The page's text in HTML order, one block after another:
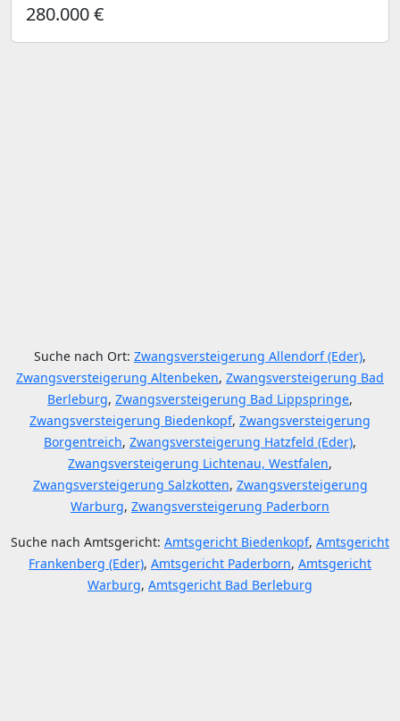
280.000 €
Suche nach Ort: Zwangsversteigerung Allendorf (Eder),
Zwangsversteigerung Altenbeken, Zwangsversteigerung Bad
Berleburg, Zwangsversteigerung Bad Lippspringe,
Zwangsversteigerung Biedenkopf, Zwangsversteigerung
Borgentreich, Zwangsversteigerung Hatzfeld (Eder),
Zwangsversteigerung Lichtenau, Westfalen,
Zwangsversteigerung Salzkotten, Zwangsversteigerung
Warburg, Zwangsversteigerung Paderborn
Suche nach Amtsgericht: Amtsgericht Biedenkopf, Amtsgericht
Frankenberg (Eder), Amtsgericht Paderborn, Amtsgericht
Warburg, Amtsgericht Bad Berleburg